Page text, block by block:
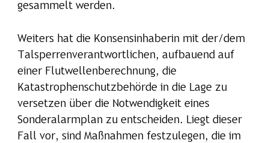
gesammelt werden.
Weiters hat die Konsensinhaberin mit der/dem
Talsperrenverantwortlichen, aufbauend auf
einer Flutwellenberechnung, die
Katastrophenschutzbehörde in die Lage zu
versetzen über die Notwendigkeit eines
Sonderalarmplan zu entscheiden. Liegt dieser
Fall vor, sind Maßnahmen festzulegen, die im